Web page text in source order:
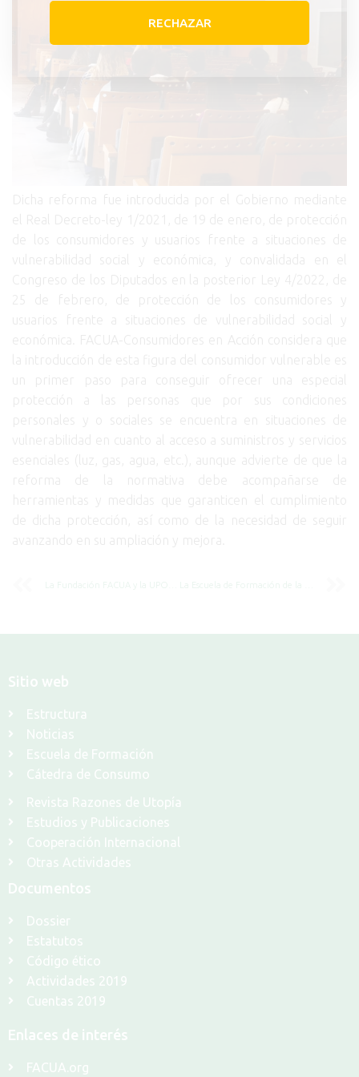
Sitio web
Estructura
Noticias
Escuela de Formación
Cátedra de Consumo
Revista Razones de Utopía
Estudios y Publicaciones
Cooperación Internacional
Otras Actividades
Documentos
Dossier
Estatutos
Código ético
Actividades 2019
Cuentas 2019
Enlaces de interés
FACUA.org
RECHAZAR